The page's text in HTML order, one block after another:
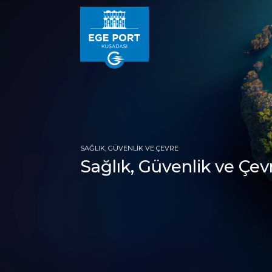
SAĞLIK, GÜVENLIK VE ÇEVRE
Sağlık, Güvenlik ve